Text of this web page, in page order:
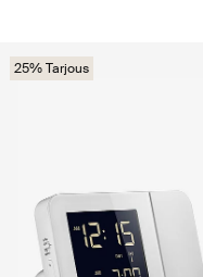
25% Tarjous